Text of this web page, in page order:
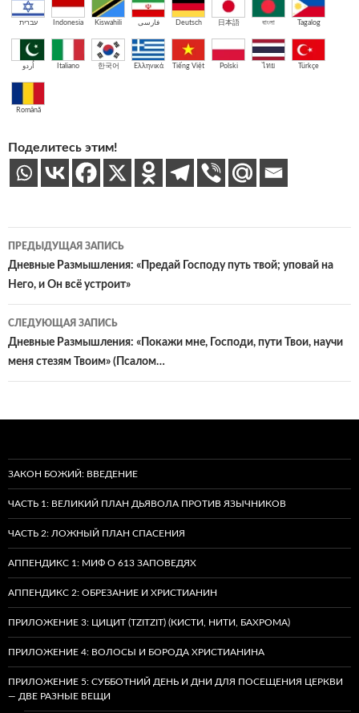
עברית Indonesia Kiswahili فارسی Deutsch 日本語 বাংলা Tagalog
اُردو Italiano 한국어 Ελληνικά Tiếng Việt Polski ไทย Türkçe
Română
Поделитесь этим!
Навигация
по
записям
ПРЕДЫДУЩАЯ ЗАПИСЬ
Дневные Размышления: «Предай Господу путь твой; уповай на
Него, и Он всё устроит»
СЛЕДУЮЩАЯ ЗАПИСЬ
Дневные Размышления: «Покажи мне, Господи, пути Твои, научи
меня стезям Твоим» (Псалом…
ЗАКОН БОЖИЙ: ВВЕДЕНИЕ
ЧАСТЬ 1: ВЕЛИКИЙ ПЛАН ДЬЯВОЛА ПРОТИВ ЯЗЫЧНИКОВ
ЧАСТЬ 2: ЛОЖНЫЙ ПЛАН СПАСЕНИЯ
АППЕНДИКС 1: МИФ О 613 ЗАПОВЕДЯХ
АППЕНДИКС 2: ОБРЕЗАНИЕ И ХРИСТИАНИН
ПРИЛОЖЕНИЕ 3: ЦИЦИТ (TZITZIT) (КИСТИ, НИТИ, БАХРОМА)
ПРИЛОЖЕНИЕ 4: ВОЛОСЫ И БОРОДА ХРИСТИАНИНА
ПРИЛОЖЕНИЕ 5: СУББОТНИЙ ДЕНЬ И ДНИ ДЛЯ ПОСЕЩЕНИЯ ЦЕРКВИ
— ДВЕ РАЗНЫЕ ВЕЩИ